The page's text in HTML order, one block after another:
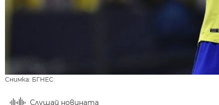
Снимка: БГНЕС
Слушай новината